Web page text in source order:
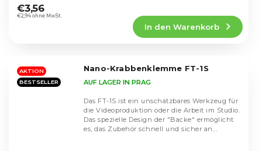
durchschnittliche
Produktbewertung
Sternen.
€2,94 ohne MwSt.
€3,56
In den Warenkorb
AKTION
BESTSELLER
Nano-Krabbenklemme FT-1S
AUF LAGER IN PRAG
Das FT-1S ist ein unschätzbares Werkzeug für
die Videoproduktion oder die Arbeit im Studio.
Das spezielle Design der "Backe" ermöglicht
es, das Zubehör schnell und sicher an...